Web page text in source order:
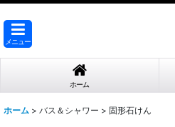
メニュー
ホーム
ホーム > バス＆シャワー > 固形石けん